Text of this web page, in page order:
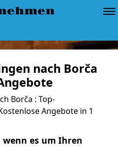
nach Borča
Borča : Top-
Angebote in 1
es um Ihren